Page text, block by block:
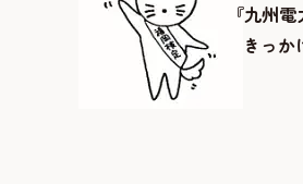
『九州
きっか